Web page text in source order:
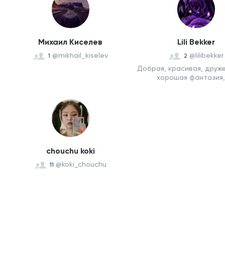
Михаил Киселев
1 @mikhail_kiselev
Lili Bekker
2 @lilibekker
Добрая, красивая,
хорошая фантазия,
chouchu koki
11 @koki_chouchu